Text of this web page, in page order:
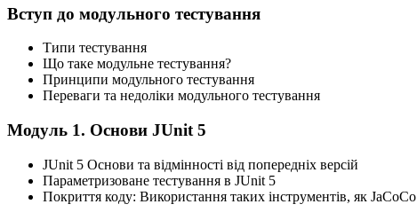
Вступ до модульного тестування
Типи тестування
Що таке модульне тестування?
Принципи модульного тестування
Переваги та недоліки модульного тестування
Модуль 1. Основи JUnit 5
JUnit 5 Основи та відмінності від попередніх версій
Параметризоване тестування в JUnit 5
Покриття коду: Використання таких інструментів, як JaCoCo